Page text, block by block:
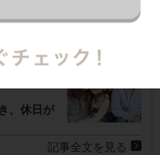
、休日が
記事全文を見る